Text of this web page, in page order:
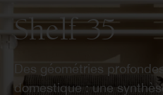
Shelf 35
Des géométries
domestique : une